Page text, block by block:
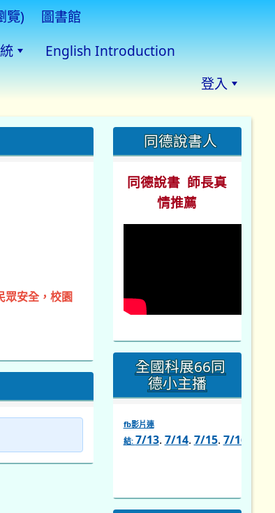
覽)
圖書館
English Introduction
登入
眾安全，校園
::: 同德說書人
同德說書 師長真
情推薦
全國科展66同
德小主播
fb影片連
結: 7/13. 7/14. 7/15. 7/16
https://www.facebook.com/